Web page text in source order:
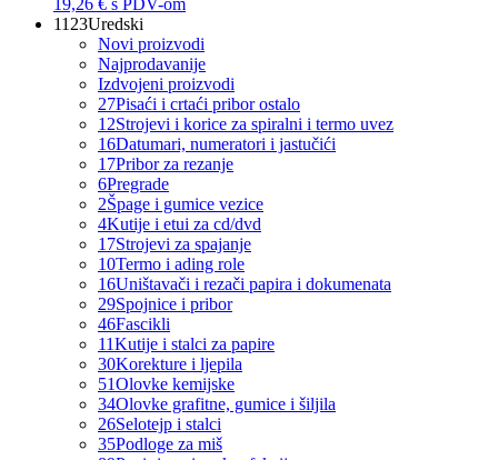
19,26 € s PDV-om
1123Uredski
Novi proizvodi
Najprodavanije
Izdvojeni proizvodi
27Pisaći i crtaći pribor ostalo
12Strojevi i korice za spiralni i termo uvez
16Datumari, numeratori i jastučići
17Pribor za rezanje
6Pregrade
2Špage i gumice vezice
4Kutije i etui za cd/dvd
17Strojevi za spajanje
10Termo i ading role
16Uništavači i rezači papira i dokumenata
29Spojnice i pribor
46Fascikli
11Kutije i stalci za papire
30Korekture i ljepila
51Olovke kemijske
34Olovke grafitne, gumice i šiljila
26Selotejp i stalci
35Podloge za miš